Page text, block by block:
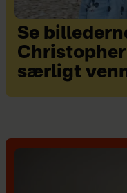
Se
Christopher
særligt